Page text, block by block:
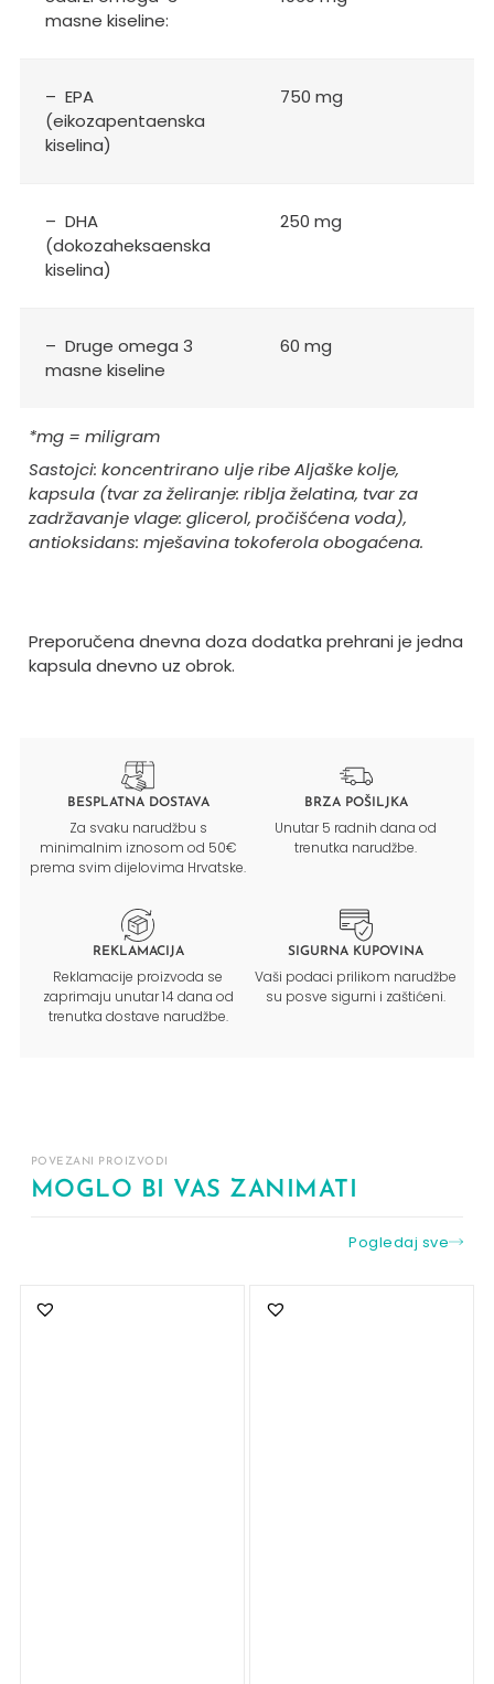
masne kiseline:
– EPA
(eikozapentaenska
kiselina)
750 mg
– DHA
(dokozaheksaenska
kiselina)
250 mg
– Druge omega 3
masne kiseline
60 mg
*mg = miligram
Sastojci: koncentrirano ulje ribe Aljaške kolje,
kapsula (tvar za želiranje: riblja želatina, tvar za
zadržavanje vlage: glicerol, pročišćena voda),
antioksidans: mješavina tokoferola obogaćena.
Preporučena dnevna doza dodatka prehrani je jedna
kapsula dnevno uz obrok.
BESPLATNA DOSTAVA
Za svaku narudžbu s
minimalnim iznosom od 50€
prema svim dijelovima Hrvatske.
BRZA POŠILJKA
Unutar 5 radnih dana od
trenutka narudžbe.
REKLAMACIJA
Reklamacije proizvoda se
zaprimaju unutar 14 dana od
trenutka dostave narudžbe.
SIGURNA KUPOVINA
Vaši podaci prilikom narudžbe
su posve sigurni i zaštićeni.
POVEZANI PROIZVODI
MOGLO BI VAS ZANIMATI
Pogledaj sve